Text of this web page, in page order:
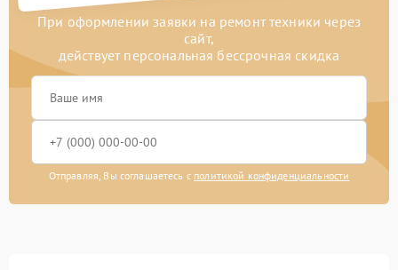
При оформлении заявки на ремонт техники через
сайт,
действует персональная бессрочная скидка
Отправляя, Вы соглашаетесь с политикой конфиденциальности